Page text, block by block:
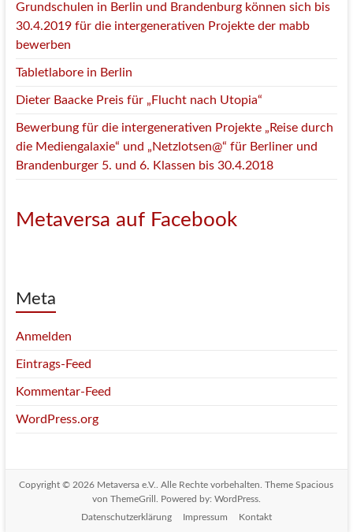
Grundschulen in Berlin und Brandenburg können sich bis
30.4.2019 für die intergenerativen Projekte der mabb
bewerben
Tabletlabore in Berlin
Dieter Baacke Preis für „Flucht nach Utopia“
Bewerbung für die intergenerativen Projekte „Reise durch
die Mediengalaxie“ und „Netzlotsen@“ für Berliner und
Brandenburger 5. und 6. Klassen bis 30.4.2018
Metaversa auf Facebook
Meta
Anmelden
Eintrags-Feed
Kommentar-Feed
WordPress.org
Copyright © 2026 Metaversa e.V. . Alle Rechte vorbehalten. ThemeSpacious
von ThemeGrill. Powered by: WordPress.
Datenschutzerklärung
Impressum Kontakt